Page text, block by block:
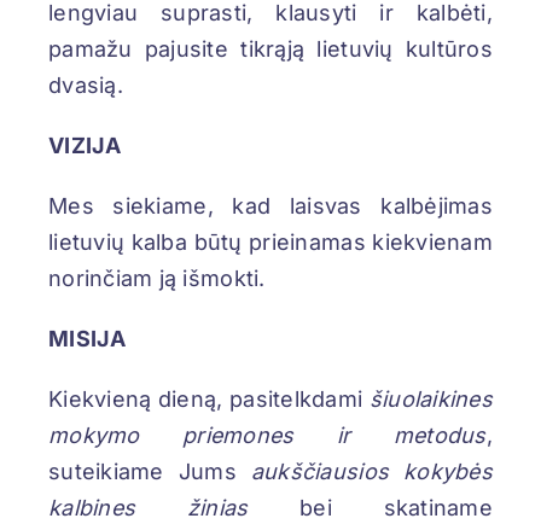
lengviau suprasti, klausyti ir kalbėti,
pamažu pajusite tikrąją lietuvių kultūros
dvasią.
VIZIJA
Mes siekiame, kad laisvas kalbėjimas
lietuvių kalba būtų prieinamas kiekvienam
norinčiam ją išmokti.
MISIJA
Kiekvieną dieną, pasitelkdami šiuolaikines
mokymo priemones ir metodus,
suteikiame Jums aukščiausios kokybės
kalbines žinias
bei skatiname